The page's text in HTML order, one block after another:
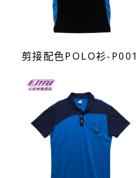
剪接配色POLO衫-P001